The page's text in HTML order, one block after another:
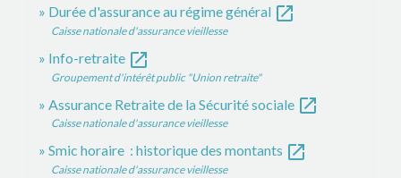
Durée d'assurance au régime général open_in_new
Caisse nationale d'assurance vieillesse
Info-retraite open_in_new
Groupement d'intérêt public "Union retraite"
Assurance Retraite de la Sécurité sociale open_in_new
Caisse nationale d'assurance vieillesse
Smic horaire : historique des montants open_in_new
Caisse nationale d'assurance vieillesse